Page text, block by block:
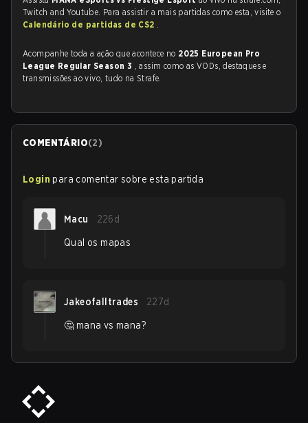
Twitch and Youtube. Para assistir a mais partidas como esta, visite o
Calendário de partidas de CS2 .
Acompanhe toda a ação que acontece no 2025 European Pro
League Regular Season 3 , assim como as VODs, destaques e
transmissões ao vivo, tudo na Strafe.
COMENTÁRIO(2)
Login para comentar sobre esta partida
Macu 226d
Qual os mapas
Jakeofalltrades 227d
🤔 mana vs mana?